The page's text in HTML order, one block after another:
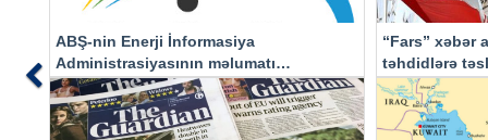
ABŞ-nin Enerji İnformasiya
Administrasiyasının məlumatı
əsasında…
“Fars” xəbər
təhdidlərə
Previous